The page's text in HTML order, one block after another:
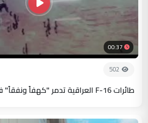
00:37
502
طائرات F-16 العراقية تدمر "كهفاً ونفقاً" في الأنبار